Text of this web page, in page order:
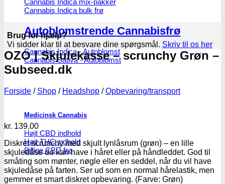
Cannabis Indica mix-pakker
Cannabis Indica bulk frø
Autoblomstrende Cannabisfrø
Cannabis Indica - Autoblomst
Cannabis Sativa - Autoblomst
Medicinsk Cannabis
Højt CBD indhold
Højt THC indhold
Billige CBD frø
Brug for hjælp?
Vi sidder klar til at besvare dine spørgsmål. Skriv til os her
OZO | Skjulekasse – scrunchy Grøn –
Subseed.dk
Forside / Shop / Headshop / Opbevaring/transport
kr. 139.00
Diskret scrunchy med skjult lynlåsrum (grøn) – en lille
skjuledåse du kan have i håret eller på håndleddet. God til
småting som mønter, nøgle eller en seddel, når du vil have
skjuledåse på farten. Ser ud som en normal hårelastik, men
gemmer et smart diskret opbevaring. (Farve: Grøn)